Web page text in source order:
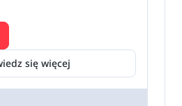
się więcej